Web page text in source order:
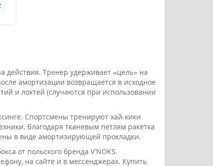
действия. Тренер удерживает «цель» на
амортизации возвращается в исходное
и локтей (случаются при использовании
Спортсмены тренируют хай-кики
Благодаря тканевым петлям ракетка
в виде амортизирующей прокладки.
от польского бренда V’NOKS.
на сайте и в мессенджерах. Купить